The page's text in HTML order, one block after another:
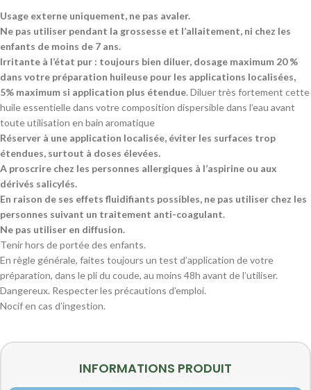
Usage externe uniquement, ne pas avaler.
Ne pas utiliser pendant la grossesse et l’allaitement, ni chez les
enfants de moins de 7 ans.
Irritante à l’état pur : toujours bien diluer, dosage maximum 20 %
dans votre préparation huileuse pour les applications localisées,
5% maximum si application plus étendue. Diluer très fortement cette
huile essentielle dans votre composition dispersible dans l’eau avant
toute utilisation en bain aromatique
Réserver à une application localisée, éviter les surfaces trop
étendues, surtout à doses élevées.
A proscrire chez les personnes allergiques à l’aspirine ou aux
dérivés salicylés.
En raison de ses effets fluidifiants possibles, ne pas utiliser chez les
personnes suivant un traitement anti-coagulant.
Ne pas utiliser en diffusion.
Tenir hors de portée des enfants.
En règle générale, faites toujours un test d’application de votre
préparation, dans le pli du coude, au moins 48h avant de l’utiliser.
Dangereux. Respecter les précautions d’emploi.
Nocif en cas d’ingestion.
INFORMATIONS PRODUIT